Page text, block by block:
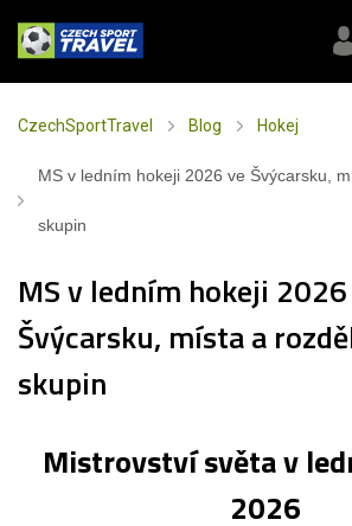
CzechSportTravel Blog Hokej
MS v ledním hokeji 2026 ve Švýcarsku,
skupin
MS v ledním hokeji
Švýcarsku, místa a
skupin
Mistrovství světa v
2026